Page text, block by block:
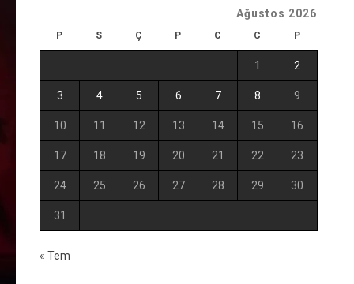
Ağustos 2026
P S Ç P C C P
1 2
3 4 5 6 7 8 9
10 11 12 13 14 15 16
17 18 19 20 21 22 23
24 25 26 27 28 29 30
31
« Tem